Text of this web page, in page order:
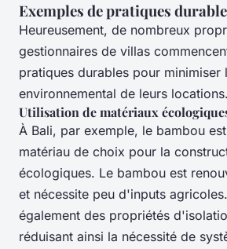
Exemples de pratiques
Heureusement, de nombreux
gestionnaires de villas
pratiques durables pour minimiser
environnemental de leurs locations.
Utilisation de matériaux
À Bali, par exemple, le bambou
matériau de choix pour la
écologiques. Le bambou est
et nécessite peu d'inputs
également des propriétés
réduisant ainsi la nécessité de